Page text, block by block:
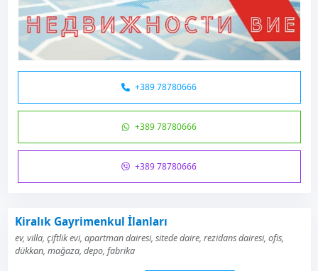
+389 78780666
+389 78780666
+389 78780666
Kiralık Gayrimenkul İlanları
ev, villa, çiftlik evi, apartman dairesi, sitede daire, rezidans dairesi, ofis,
dükkan, mağaza, depo, fabrika